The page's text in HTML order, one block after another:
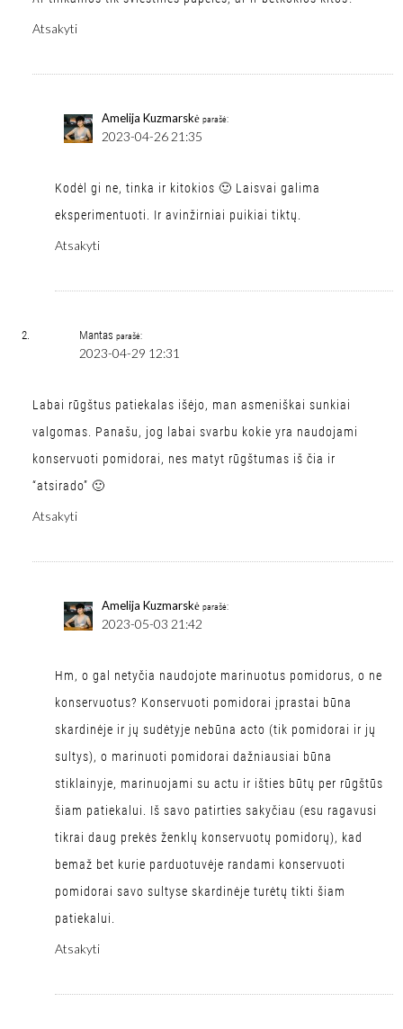
Atsakyti
Amelija Kuzmarskė parašė:
2023-04-26 21:35
Kodėl gi ne, tinka ir kitokios 🙂 Laisvai galima
eksperimentuoti. Ir avinžirniai puikiai tiktų.
Atsakyti
Mantas parašė:
2023-04-29 12:31
Labai rūgštus patiekalas išėjo, man asmeniškai sunkiai
valgomas. Panašu, jog labai svarbu kokie yra naudojami
konservuoti pomidorai, nes matyt rūgštumas iš čia ir
“atsirado” 🙂
Atsakyti
Amelija Kuzmarskė parašė:
2023-05-03 21:42
Hm, o gal netyčia naudojote marinuotus pomidorus, o ne
konservuotus? Konservuoti pomidorai įprastai būna
skardinėje ir jų sudėtyje nebūna acto (tik pomidorai ir jų
sultys), o marinuoti pomidorai dažniausiai būna
stiklainyje, marinuojami su actu ir išties būtų per rūgštūs
šiam patiekalui. Iš savo patirties sakyčiau (esu ragavusi
tikrai daug prekės ženklų konservuotų pomidorų), kad
bemaž bet kurie parduotuvėje randami konservuoti
pomidorai savo sultyse skardinėje turėtų tikti šiam
patiekalui.
Atsakyti